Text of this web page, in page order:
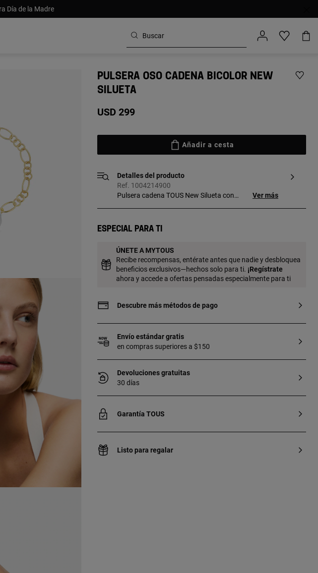
Día de la Madre
PULSERA OSO CADENA BICOLOR NEW
SILUETA
USD 299
Añadir a cesta
Detalles del producto
Ref. 1004214900
Pulsera cadena TOUS New Silueta con
decorativa millgrain con baño de rodio
pulsera: 18 cm. Cierre mosquetón. Pieza
fabricada con plata de primera ley con
baño de oro de 18 a 23 kt y 3 micras de
espesor. Esta calidad garantiza una
mayor durabilidad de la joya.
Ver más
Especial para ti
ÚNETE A MYTOUS
Recibe recompensas, entérate antes que nadie y desbloquea
beneficios exclusivos—hechos solo para ti. ¡Regístrate
ahora y accede a ofertas pensadas especialmente para ti
Descubre más métodos de pago
Envío estándar gratis
en compras superiores a $150
Devoluciones gratuitas
30 días
Garantía TOUS
Listo para regalar